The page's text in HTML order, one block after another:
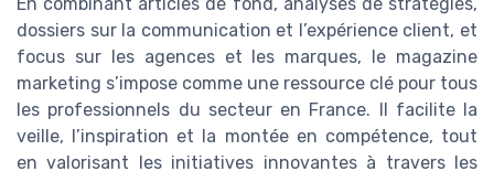
dossiers sur la communication et l’expérience client, et
focus sur les agences et les marques, le magazine
marketing s’impose comme une ressource clé pour tous
les professionnels du secteur en France. Il facilite la
veille, l’inspiration et la montée en compétence, tout
en valorisant les initiatives innovantes à travers les